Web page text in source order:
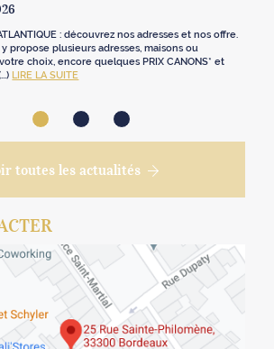
: découvrez nos adresses et nos offre.
propose plusieurs adresses, maisons ou
choix, encore quelques PRIX CANONS* et
LIRE LA SUITE
toutes les actualités